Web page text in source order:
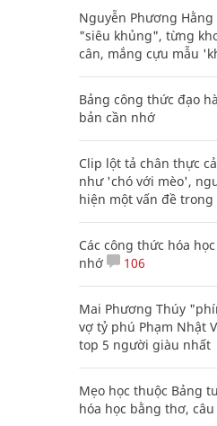
Nguyễn Phương
"siêu khủng", từng
cân, mắng cựu mẫu
Bảng công thức đạo
bản cần nhớ
Clip lột tả chân thực
như 'chó với mèo',
hiện một vấn đề trong
Các công thức hóa
nhớ
106
Mai Phương Thúy
vợ tỷ phú Phạm Nhật
top 5 người giàu nhất
Mẹo học thuộc Bảng
hóa học bằng thơ,